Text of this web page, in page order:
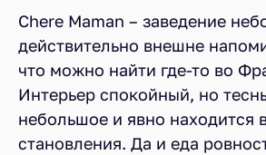
Chere Maman – заведение
действительно внешне
что можно найти где-то во
Интерьер спокойный, но
небольшое и явно находится
становления. Да и еда